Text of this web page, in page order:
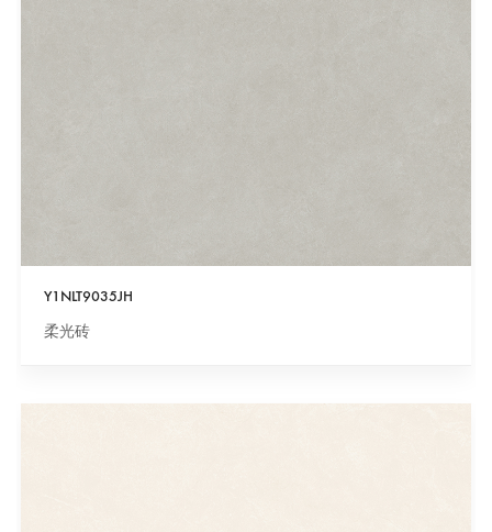
Y1NLT9035JH
柔光砖